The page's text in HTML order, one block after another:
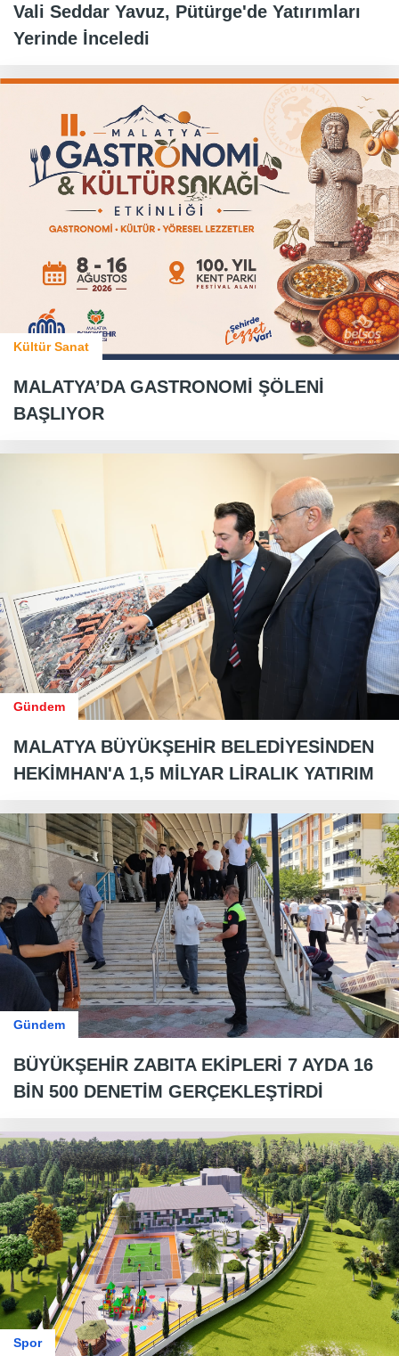
Vali Seddar Yavuz, Pütürge'de Yatırımları
Yerinde İnceledi
Kültür Sanat
MALATYA’DA GASTRONOMİ ŞÖLENİ
BAŞLIYOR
Gündem
MALATYA BÜYÜKŞEHİR BELEDİYESİNDEN
HEKİMHAN'A 1,5 MİLYAR LİRALIK YATIRIM
Gündem
BÜYÜKŞEHİR ZABITA EKİPLERİ 7 AYDA 16
BİN 500 DENETİM GERÇEKLEŞTİRDİ
Spor